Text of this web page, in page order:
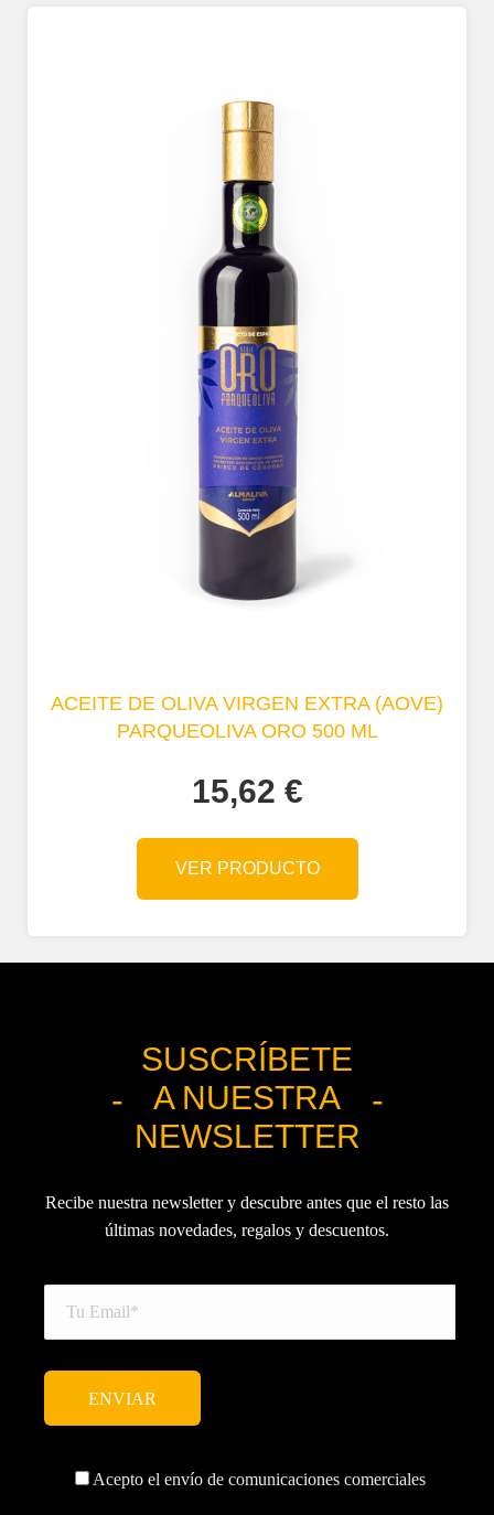
ACEITE DE OLIVA VIRGEN EXTRA (AOVE)
PARQUEOLIVA ORO 500 ML
15,62 €
VER PRODUCTO
SUSCRÍBETE
A NUESTRA
NEWSLETTER
Recibe nuestra newsletter y descubre antes que el resto las
últimas novedades, regalos y descuentos.
Acepto el envío de comunicaciones comerciales